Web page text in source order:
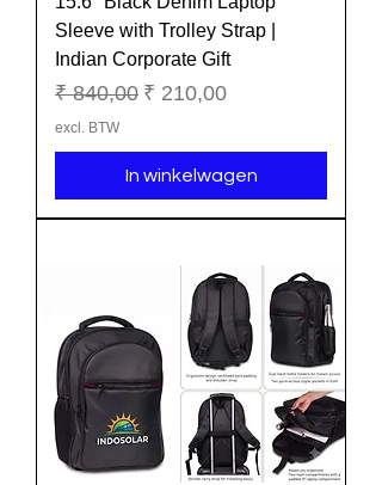
Sleeve with Trolley Strap |
Indian Corporate Gift
Normale prijs
₹ 840,00 Verkoopprijs
₹ 210,00
excl. BTW
In winkelwagen